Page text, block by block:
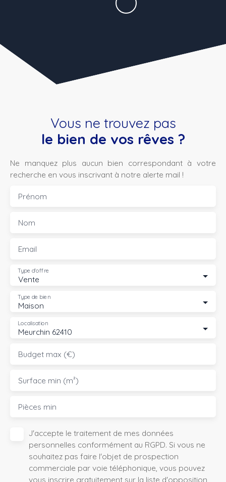
Vous ne trouvez pas
le bien de vos rêves ?
Ne manquez plus aucun bien correspondant à votre
recherche en vous inscrivant à notre alerte mail !
Prénom
Nom
Email
Vente
Type d'offre
Maison
Type de bien
Meurchin 62410
Localisation
Budget max (€)
Surface min (m²)
Pièces min
J'accepte le traitement de mes données
personnelles conformément au RGPD. Si vous ne
souhaitez pas faire l'objet de prospection
commerciale par voie téléphonique, vous pouvez
vous inscrire gratuitement sur la liste d'opposition